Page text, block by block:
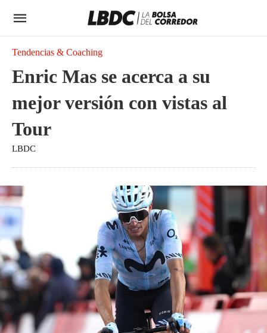
Tendencias & Coaching
Enric Mas se acerca a su
mejor versión con vistas al
Tour
LBDC